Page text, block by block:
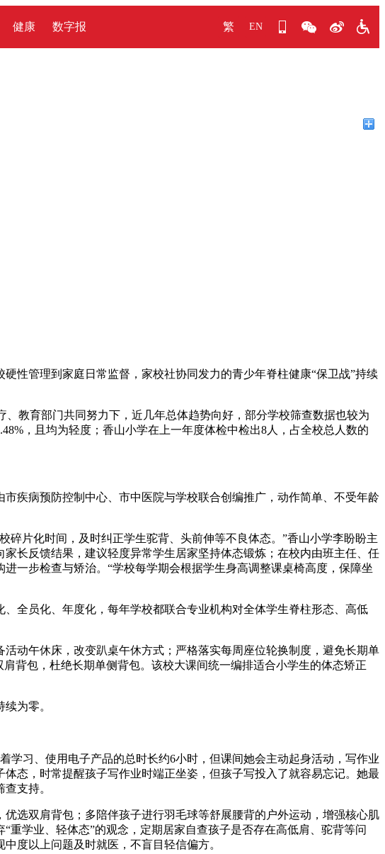
健康 数字报 繁 EN
性管理到家庭日常监督，家校社协同发力的青少年脊柱健康“保卫战”持续
教育部门共同努力下，近几年总体趋势向好，部分学校筛查数据也较为
，且均为轻度；香山小学在上一年度体检中检出8人，占全校总人数的
疾病预防控制中心、市中医院与学校联合创编推广，动作简单、不受年龄
片化时间，及时纠正学生驼背、头前伸等不良体态。”香山小学李盼盼主
长反馈结果，建议轻度异常学生居家坚持体态锻炼；在校内由班主任、任
一步检查与矫治。“学校每学期会根据学生身高调整课桌椅高度，保障坐
全员化、年度化，每年学校都联合专业机构对全体学生脊柱形态、高低
动午休床，改变趴桌午休方式；严格落实每周座位轮换制度，避免长期单
背包，杜绝长期单侧背包。该校大课间统一编排适合小学生的体态矫正
为零。
习、使用电子产品的总时长约6小时，但课间她会主动起身活动，写作业
态，时常提醒孩子写作业时端正坐姿，但孩子写投入了就容易忘记。她最
支持。
选双肩背包；多陪伴孩子进行羽毛球等舒展腰背的户外运动，增强核心肌
学业、轻体态”的观念，定期居家自查孩子是否存在高低肩、驼背等问
度以上问题及时就医，不盲目轻信偏方。